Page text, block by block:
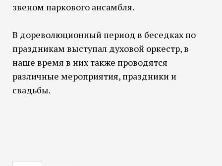
звеном паркового ансамбля.
В дореволюционный период в беседках по
праздникам выступал духовой оркестр, в
наше время в них также проводятся
различные мероприятия, праздники и
свадьбы.